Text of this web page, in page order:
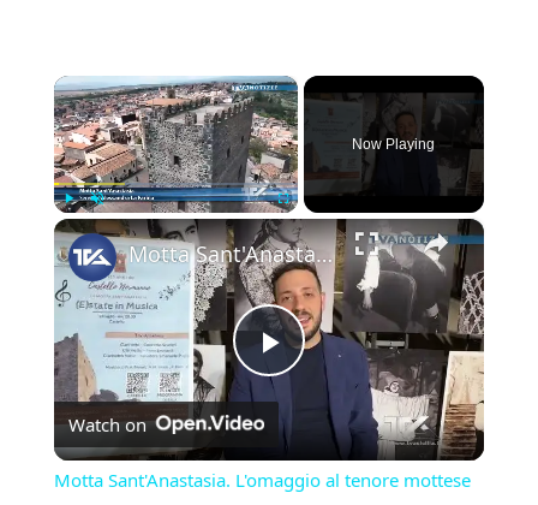
×
Play Unmute Fullscreen
Now Playing
×
Play
Video
Motta Sant'Anastasia. L'omaggio al tenore mottese Giuseppe Di Stefano nel giorno della sua nascita.
Watch on
Motta Sant'Anastasia. L'omaggio al tenore mottese